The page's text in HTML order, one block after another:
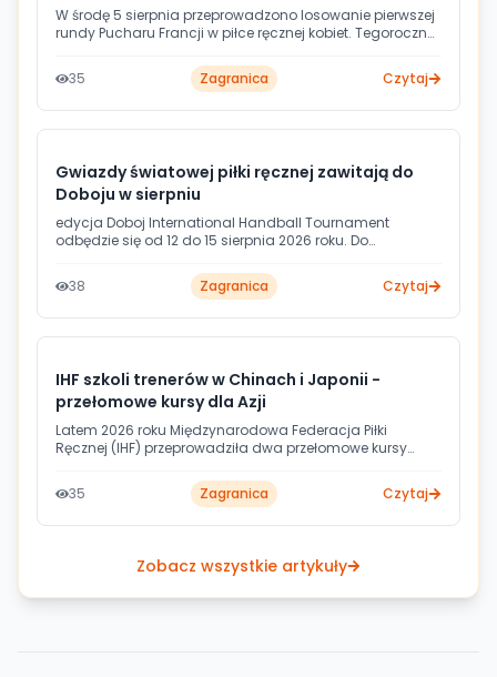
W środę 5 sierpnia przeprowadzono losowanie pierwszej
rundy Pucharu Francji w piłce ręcznej kobiet. Tegoroczna
zamiast fazy grupowej wprowadzono system
pucharowy z bezpośrednim wyłanianiem kolejnych
35 Zagranica Czytaj
Gwiazdy światowej piłki ręcznej zawitają do
Doboju w sierpniu
edycja Doboj International Handball Tournament
odbędzie się od 12 do 15 sierpnia 2026 roku. Do
zdobywcy EHF European League, egipski gigant i
reprezentacja Kataru.
38 Zagranica Czytaj
IHF szkoli trenerów w Chinach i Japonii -
przełomowe kursy dla Azji
Latem 2026 roku Międzynarodowa Federacja Piłki
Ręcznej (IHF) przeprowadziła dwa przełomowe kursy
wyznaczył nowy poziom kształcenia szkoleniowców w
regionie i wpisuje się w szerszą strategię rozwoju piłki
35 Zagranica Czytaj
Zobacz wszystkie artykuły